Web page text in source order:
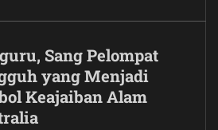
Sang Pelompat
yang Menjadi
Keajaiban Alam